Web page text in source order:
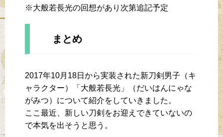
※大般若長光の回想があり次第追記予定
まとめ
2017年10月18日から実装された新刀剣男子（キ
ャラクター）「大般若長光」（だいはんにゃな
がみつ）について紹介をしていきました。
ここ最近、新しい刀剣をお迎えできていないの
で本気を出そうと思う。